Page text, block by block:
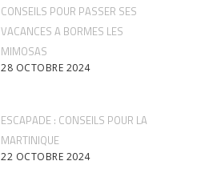
CONSEILS POUR PASSER SES
VACANCES A BORMES LES
MIMOSAS
28 OCTOBRE 2024
ESCAPADE : CONSEILS POUR LA
MARTINIQUE
22 OCTOBRE 2024